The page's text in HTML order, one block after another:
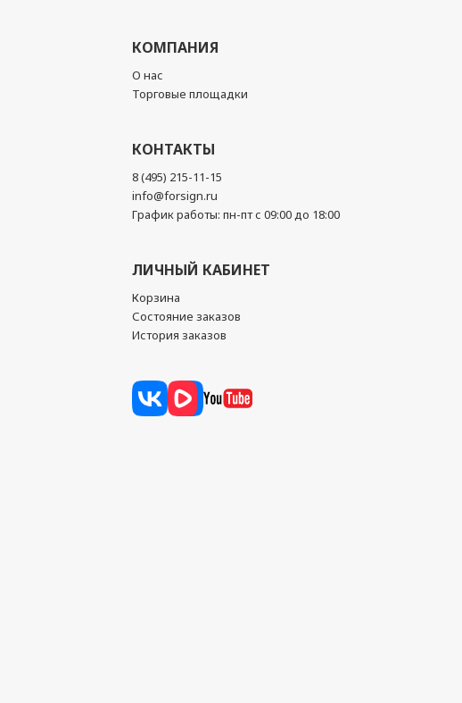
КОМПАНИЯ
О нас
Торговые площадки
КОНТАКТЫ
8 (495) 215-11-15
info@forsign.ru
График работы: пн-пт с 09:00 до 18:00
ЛИЧНЫЙ КАБИНЕТ
Корзина
Состояние заказов
История заказов